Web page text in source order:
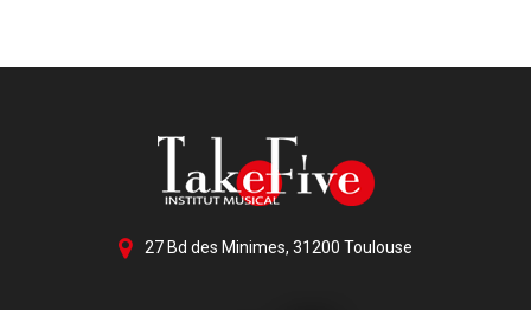
27 Bd des Minimes, 31200 Toulouse